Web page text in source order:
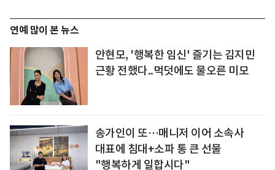
연예 많이 본 뉴스
안현모, '행복한 임신' 즐기는 김지민
근황 전했다..먹덧에도 물오른 미모
송가인이 또…매니저 이어 소속사
대표에 침대+소파 통 큰 선물
"행복하게 일합시다"